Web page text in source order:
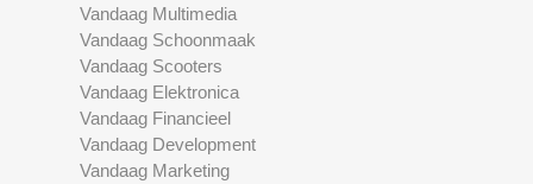
Vandaag Multimedia
Vandaag Schoonmaak
Vandaag Scooters
Vandaag Elektronica
Vandaag Financieel
Vandaag Development
Vandaag Marketing